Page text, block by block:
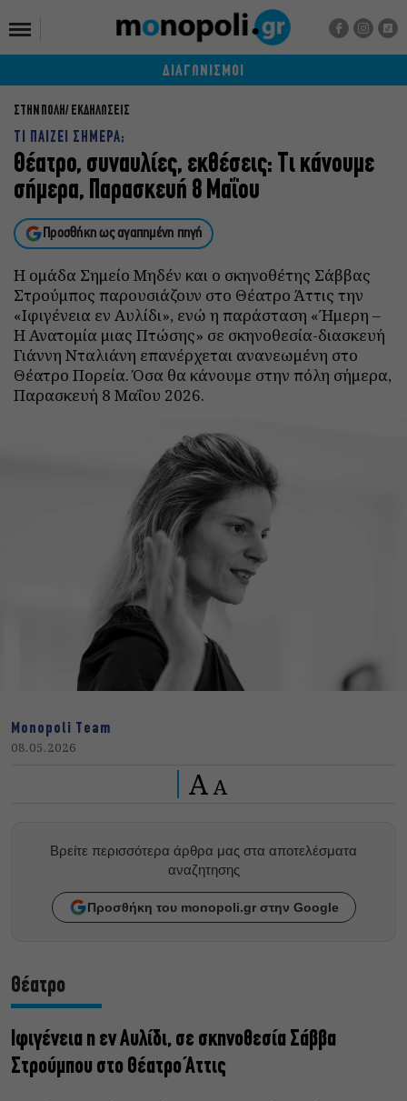
ΔΙΑΓΩΝΙΣΜΟΙ
ΣΤΗΝ ΠΟΛΗ ΕΚΔΗΛΩΣΕΙΣ
ΤΙ ΠΑΙΖΕΙ ΣΗΜΕΡΑ;
Θέατρο, συναυλίες, εκθέσεις: Τι κάνουμε
σήμερα, Παρασκευή 8 Μαΐου
Προσθήκη ως αγαπημένη πηγή
Η ομάδα Σημείο Μηδέν και ο σκηνοθέτης Σάββας
Στρούμπος παρουσιάζουν στο Θέατρο Άττις την
«Ιφιγένεια εν Αυλίδι», ενώ η παράσταση «Ήμερη –
Η Ανατομία μιας Πτώσης» σε σκηνοθεσία-διασκευή
Γιάννη Νταλιάνη επανέρχεται ανανεωμένη στο
Θέατρο Πορεία. Όσα θα κάνουμε στην πόλη σήμερα,
Παρασκευή 8 Μαΐου 2026.
Monopoli Team
08.05.2026
A A
Βρείτε περισσότερα άρθρα μας στα αποτελέσματα
αναζητησης
Προσθήκη του monopoli.gr στην Google
Θέατρο
Ιφιγένεια η εν Αυλίδι, σε σκηνοθεσία Σάββα
Στρούμπου στο Θέατρο Άττις